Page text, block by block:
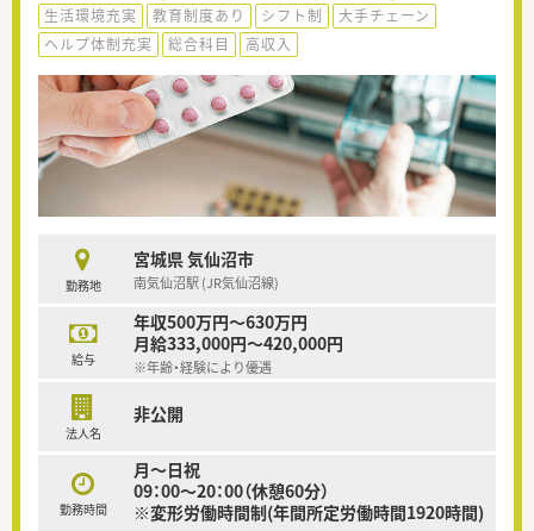
生活環境充実
教育制度あり シフト制
大手チェーン
ヘルプ体制充実
総合科目 高収入
勤務地
宮城県 気仙沼市
南気仙沼駅 (JR気仙沼線)
給与
年収500万円～630万円
月給333,000円～420,000円
※年齢・経験により優遇
法人名
非公開
勤務時間
月～日祝
09：00～20：00（休憩60分）
※変形労働時間制(年間所定労働時間1920時間)